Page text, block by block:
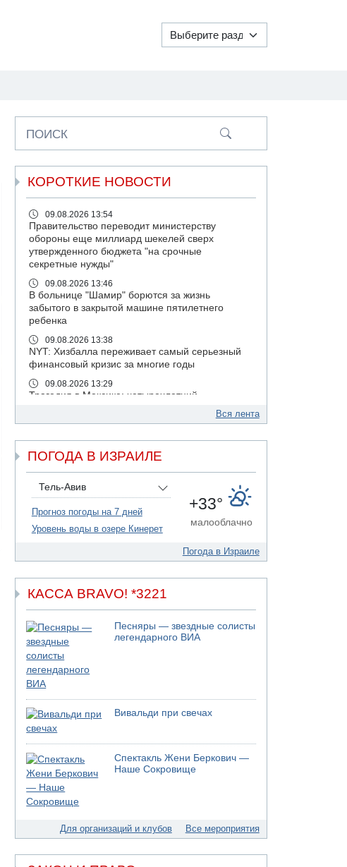
ПОИСК
КОРОТКИЕ НОВОСТИ
09.08.2026 13:54
Правительство переводит министерству
обороны еще миллиард шекелей сверх
утвержденного бюджета "на срочные
секретные нужды"
09.08.2026 13:46
В больнице "Шамир" борются за жизнь
забытого в закрытой машине пятилетнего
ребенка
09.08.2026 13:38
NYT: Хизбалла переживает самый серьезный
финансовый кризис за многие годы
09.08.2026 13:29
Трагедия в Мексике: четырехлетний
израильский ребенок утонул, упав в бассейн
Авиакомпания Air Canada вновь отсрочила
возвращение в Израиль
08.08.2026 14:43
Тело мужчины обнаружено сегодня на
открытой местности недалеко от Реховота
08.08.2026 11:02
Трое убитых в результате российской
07.08.2026 20:43
взрывчаткой по силам ЦАХАЛ
07.08.2026 19:16
ДТП в Ашдоде: тяжело ранены двое
маленьких детей
07.08.2026 19:14
Скончался водитель, врезавшийся в стену в
Иерусалиме
07.08.2026 17:57
Подозреваемый в домогательствах в хостеле
- Гильбоа Дахан
07.08.2026 17:55
Обнародовано имя полицейского,
подозреваемого в коррупционных
07.08.2026 17:51
налоговых льгот для уклонистов-харедим
Вся лента
ПОГОДА В ИЗРАИЛЕ
Тель-Авив
Прогноз погоды на 7 дней
Уровень воды в озере Кинерет
+33°
малооблачно
Погода в Израиле
КАССА BRAVO! *3221
Песняры — звездные солисты
легендарного ВИА
Вивальди при свечах
Спектакль Жени Беркович —
Наше Сокровище
Для организаций и клубов Все мероприятия